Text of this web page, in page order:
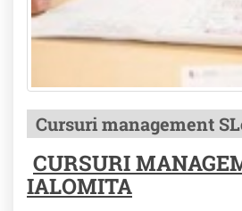
Cursuri management
CURSURI
IALOMITA